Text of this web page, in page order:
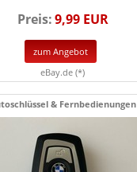
Preis:9,99 EUR
zum Angebot
eBay.de (*)
& Fernbedienungen